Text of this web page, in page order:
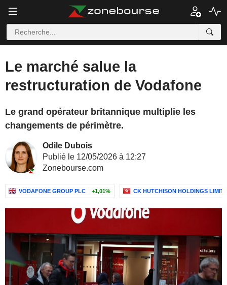
Le marché salue la
restructuration de Vodafone
Le grand opérateur britannique multiplie les
changements de périmètre.
Odile Dubois
Publié le 12/05/2026 à 12:27
Zonebourse.com
VODAFONE GROUP PLC +1,01% CK HUTCHISON HOLDINGS